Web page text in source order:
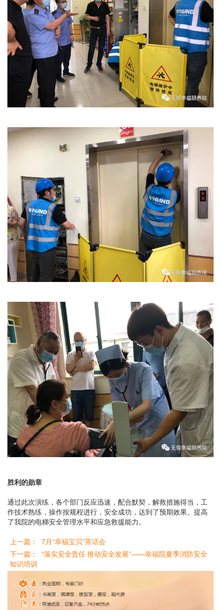
胜利的勋章
通过此次演练，各个部门反应迅速，配合默契，解救措施得当，工
作技术熟练，操作按规程进行，安全成功，达到了预期效果。提高
了我院的电梯安全管理水平和应急救援能力。
上一篇： 7月“幸福宝贝”茶话会
下一篇： “落实安全责任 推动安全发展”——幸福院夏季消防安全
知识培训